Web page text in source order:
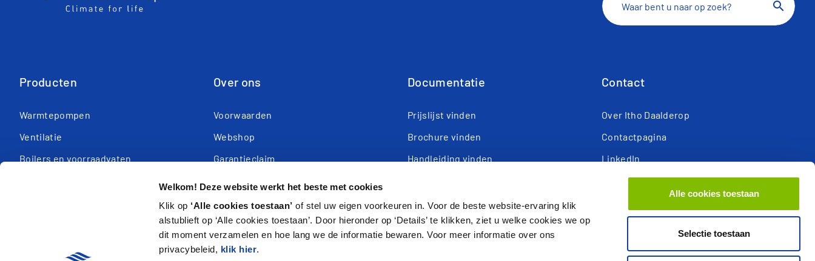
Welkom! Deze website werkt het beste met cookies
Klik op ‘Alle cookies toestaan’ of stel uw eigen voorkeuren in. Voor de beste website-ervaring klik
alstublieft op ‘Alle cookies toestaan’. Door hieronder op ‘Details’ te klikken, ziet u welke cookies we op
dit moment verzamelen en hoe lang we de informatie bewaren. Voor meer informatie over ons
privacybeleid, klik hier.
Alle cookies toestaan
Selectie toestaan
search
Producten
Warmtepompen
Ventilatie
Boilers en voorraadvaten
Over ons
Voorwaarden
Webshop
Garantieclaim
Referentieprojecten
Documentatie
Prijslijst vinden
Brochure vinden
Handleiding vinden
Contact
Over Itho Daalderop
Contactpagina
LinkedIn
Facebook